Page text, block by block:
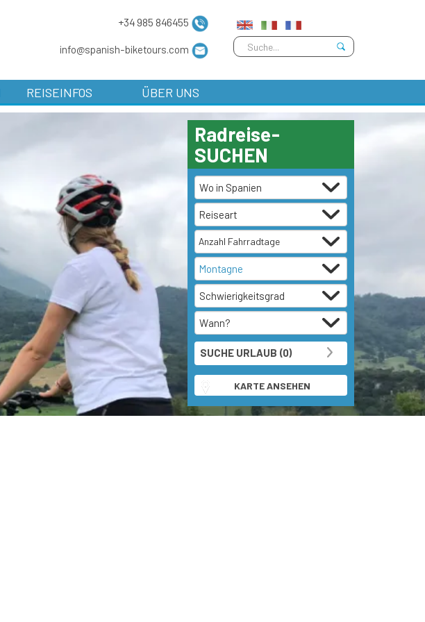
+34 985 846455
info@spanish-biketours.com
REISEINFOS ÜBER UNS
Radreise-
SUCHEN
Anzahl Fahrradtage
KARTE ANSEHEN